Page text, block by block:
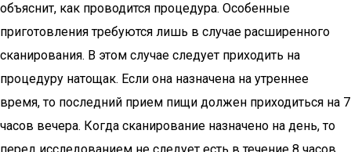
объяснит, как проводится процедура. Особенные
приготовления требуются лишь в случае расширенного
сканирования. В этом случае следует приходить на
процедуру натощак. Если она назначена на утреннее
время, то последний прием пищи должен приходиться на 7
часов вечера. Когда сканирование назначено на день, то